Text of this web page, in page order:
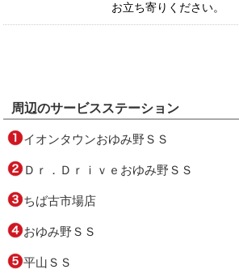
お立ち寄りください。
周辺のサービスステーション
イオンタウンおゆみ野ＳＳ
Ｄｒ．Ｄｒｉｖｅおゆみ野ＳＳ
ちば古市場店
おゆみ野ＳＳ
平山ＳＳ